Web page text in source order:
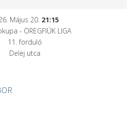
Május 20. 21:15
- ÖREGFIÚK LIGA
11. forduló
Delej utca